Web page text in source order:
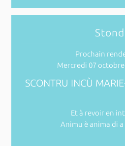
Prochain
Mercredi 07 octobre
SCONTRU INCÙ
Et à revoir en
Animu è anima di